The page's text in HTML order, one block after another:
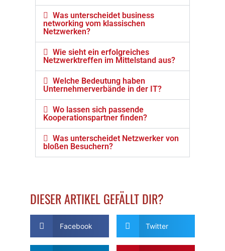
Was unterscheidet business
networking vom klassischen
Netzwerken?
Wie sieht ein erfolgreiches
Netzwerktreffen im Mittelstand aus?
Welche Bedeutung haben
Unternehmerverbände in der IT?
Wo lassen sich passende
Kooperationspartner finden?
Was unterscheidet Netzwerker von
bloßen Besuchern?
DIESER ARTIKEL GEFÄLLT DIR?
Facebook Twitter